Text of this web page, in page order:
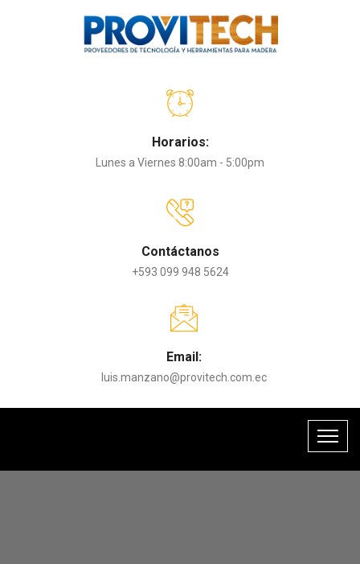
Horarios:
Lunes a Viernes 8:00am - 5:00pm
Contáctanos
+593 099 948 5624
Email:
luis.manzano@provitech.com.ec